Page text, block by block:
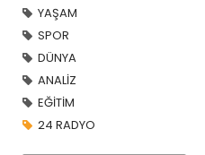
YAŞAM
SPOR
DÜNYA
ANALİZ
EĞİTİM
24 RADYO